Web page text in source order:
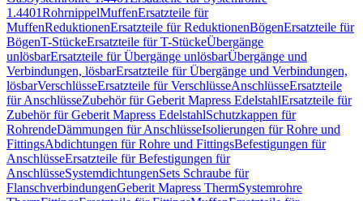
1.4401RohrnippelMuffenErsatzteile für
MuffenReduktionenErsatzteile für ReduktionenBögenErsatzteile für
BögenT-StückeErsatzteile für T-StückeÜbergänge
unlösbarErsatzteile für Übergänge unlösbarÜbergänge und
Verbindungen, lösbarErsatzteile für Übergänge und Verbindungen,
lösbarVerschlüsseErsatzteile für VerschlüsseAnschlüsseErsatzteile
für AnschlüsseZubehör für Geberit Mapress EdelstahlErsatzteile für
Zubehör für Geberit Mapress EdelstahlSchutzkappen für
RohrendeDämmungen für AnschlüsseIsolierungen für Rohre und
FittingsAbdichtungen für Rohre und FittingsBefestigungen für
AnschlüsseErsatzteile für Befestigungen für
AnschlüsseSystemdichtungenSets Schraube für
FlanschverbindungenGeberit Mapress ThermSystemrohre